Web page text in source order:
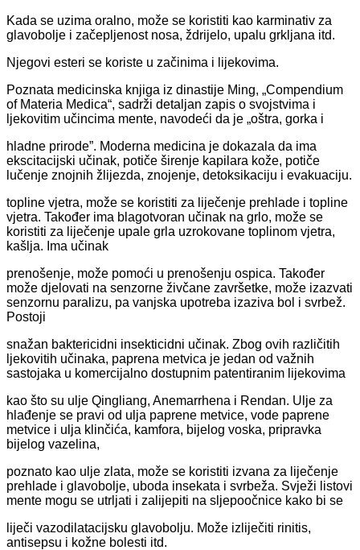
Kada se uzima oralno, može se koristiti kao karminativ za
glavobolje i začepljenost nosa, ždrijelo, upalu grkljana itd.
Njegovi esteri se koriste u začinima i lijekovima.
Poznata medicinska knjiga iz dinastije Ming, „Compendium
of Materia Medica“, sadrži detaljan zapis o svojstvima i
ljekovitim učincima mente, navodeći da je „oštra, gorka i
hladne prirode”. Moderna medicina je dokazala da ima
ekscitacijski učinak, potiče širenje kapilara kože, potiče
lučenje znojnih žlijezda, znojenje, detoksikaciju i evakuaciju.
topline vjetra, može se koristiti za liječenje prehlade i topline
vjetra. Također ima blagotvoran učinak na grlo, može se
koristiti za liječenje upale grla uzrokovane toplinom vjetra,
kašlja. Ima učinak
prenošenje, može pomoći u prenošenju ospica. Također
može djelovati na senzorne živčane završetke, može izazvati
senzornu paralizu, pa vanjska upotreba izaziva bol i svrbež.
Postoji
snažan baktericidni insekticidni učinak. Zbog ovih različitih
ljekovitih učinaka, paprena metvica je jedan od važnih
sastojaka u komercijalno dostupnim patentiranim lijekovima
kao što su ulje Qingliang, Anemarrhena i Rendan. Ulje za
hlađenje se pravi od ulja paprene metvice, vode paprene
metvice i ulja klinčića, kamfora, bijelog voska, pripravka
bijelog vazelina,
poznato kao ulje zlata, može se koristiti izvana za liječenje
prehlade i glavobolje, uboda insekata i svrbeža. Svježi listovi
mente mogu se utrljati i zalijepiti na sljepoočnice kako bi se
liječi vazodilatacijsku glavobolju. Može izliječiti rinitis,
antisepsu i kožne bolesti itd.